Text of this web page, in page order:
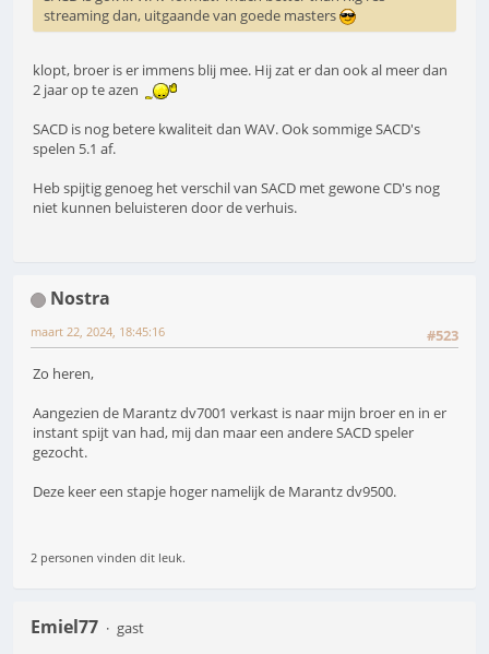
streaming dan, uitgaande van goede masters
klopt, broer is er immens blij mee. Hij zat er dan ook al meer dan
2 jaar op te azen
SACD is nog betere kwaliteit dan WAV. Ook sommige SACD's
spelen 5.1 af.
Heb spijtig genoeg het verschil van SACD met gewone CD's nog
niet kunnen beluisteren door de verhuis.
Nostra
#523
maart 22, 2024, 18:45:16
Zo heren,
Aangezien de Marantz dv7001 verkast is naar mijn broer en in er
instant spijt van had, mij dan maar een andere SACD speler
gezocht.
Deze keer een stapje hoger namelijk de Marantz dv9500.
2 personen vinden dit leuk.
Emiel77
gast